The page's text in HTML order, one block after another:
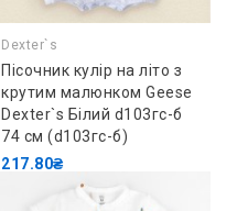
Dexter`s
Пісочник кулір на літо з
крутим малюнком Geese
Dexter`s Білий d103гс-б
74 см (d103гс-б)
217.80₴